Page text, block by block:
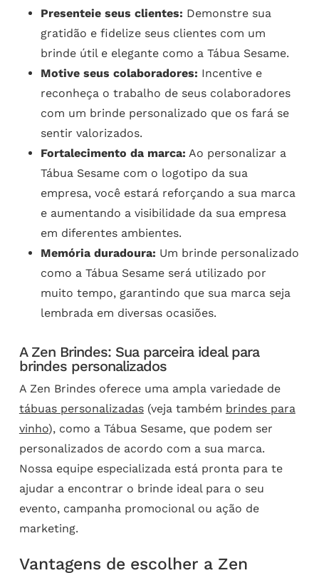
Presenteie seus clientes: Demonstre sua
gratidão e fidelize seus clientes com um
brinde útil e elegante como a Tábua Sesame.
Motive seus colaboradores: Incentive e
reconheça o trabalho de seus colaboradores
com um brinde personalizado que os fará se
sentir valorizados.
Fortalecimento da marca: Ao personalizar a
Tábua Sesame com o logotipo da sua
empresa, você estará reforçando a sua marca
e aumentando a visibilidade da sua empresa
em diferentes ambientes.
Memória duradoura: Um brinde personalizado
como a Tábua Sesame será utilizado por
muito tempo, garantindo que sua marca seja
lembrada em diversas ocasiões.
A Zen Brindes: Sua parceira ideal para
brindes personalizados
A Zen Brindes oferece uma ampla variedade de
tábuas personalizadas(veja também brindes para
vinho), como a Tábua Sesame, que podem ser
personalizados de acordo com a sua marca.
Nossa equipe especializada está pronta para te
ajudar a encontrar o brinde ideal para o seu
evento, campanha promocional ou ação de
marketing.
Vantagens de escolher a Zen